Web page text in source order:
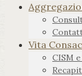
Vita
CISM